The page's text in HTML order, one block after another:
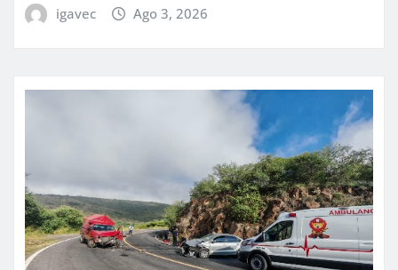
igavec Ago 3, 2026